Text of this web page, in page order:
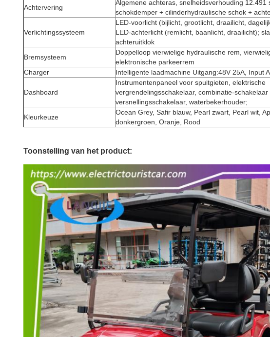
Achtervering
Algemene achteras, snelheidsverhouding 12.491
schokdemper + cilinderhydraulische schok +
Verlichtingssysteem
LED-voorlicht (bijlicht, grootlicht, draailicht,
LED-achterlicht (remlicht, baanlicht, draailicht);
achteruitklok
Bremsysteem
Doppelloop vierwielige hydraulische rem,
elektronische parkeerrem
Charger
Intelligente laadmachine Uitgang:48V 25A, Input
Dashboard
Instrumentenpaneel voor spuitgieten, elektrische
vergrendelingsschakelaar, combinatie-schakelaar
versnellingsschakelaar, waterbekerhouder;
Kleurkeuze
Ocean Grey, Safir blauw, Pearl zwart, Pearl wit,
donkergroen, Oranje, Rood
Toonstelling van het product: